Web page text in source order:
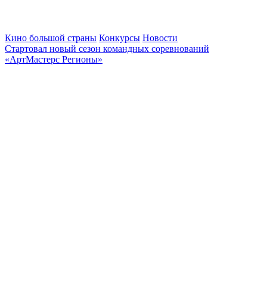
Кино большой страны Конкурсы Новости
Стартовал новый сезон командных соревнований
«АртМастерс Регионы»